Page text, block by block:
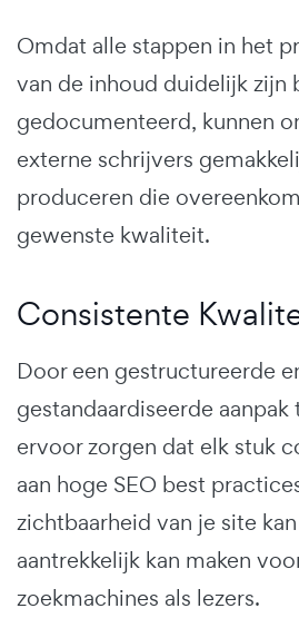
Omdat alle stappen in het
van de inhoud duidelijk zijn
gedocumenteerd, kunnen
externe schrijvers
produceren die
gewenste kwaliteit.
Consistente
Door een gestructureerde
gestandaardiseerde
ervoor zorgen dat elk stuk
aan hoge SEO best
zichtbaarheid van je site
aantrekkelijk kan maken
zoekmachines als lezers.